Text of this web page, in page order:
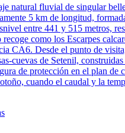
natural fluvial de singular
5 km de longitud,
entre 441 y 515 metros,
como los Escarpes
CA6. Desde el punto de
cuevas de Setenil,
de protección en el plan
cuando el caudal y la